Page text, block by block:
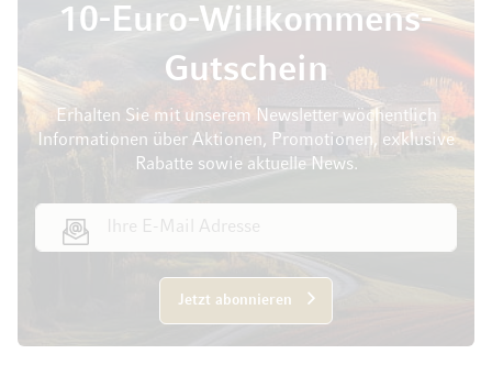
10-Euro-Willkommens-
Gutschein
Erhalten Sie mit unserem Newsletter wöchentlich
Informationen über Aktionen, Promotionen, exklusive
Rabatte sowie aktuelle News.
Jetzt abonnieren